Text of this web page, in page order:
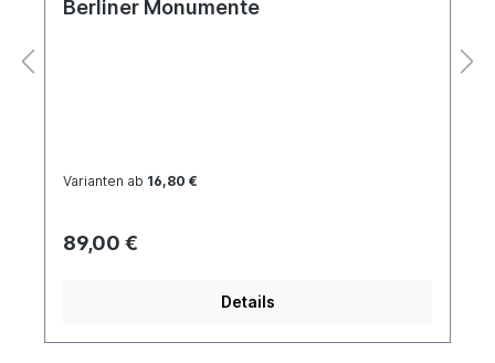
Berliner Monumente
Varianten ab 16,80 €
89,00 €
Details